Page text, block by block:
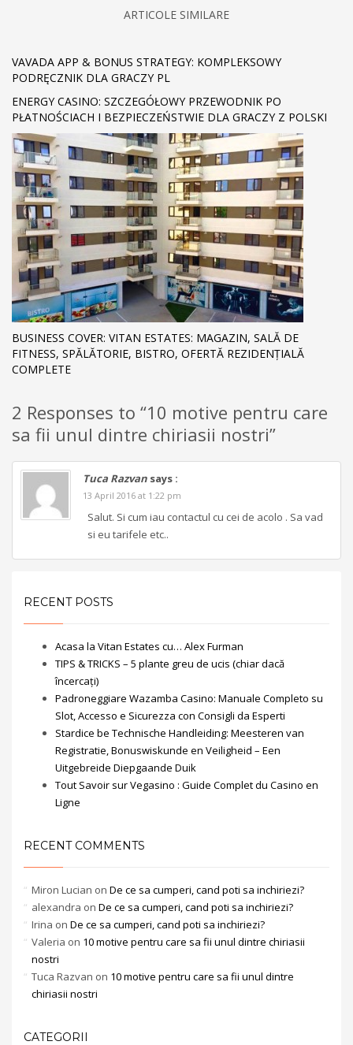
ARTICOLE SIMILARE
VAVADA APP & BONUS STRATEGY: KOMPLEKSOWY
PODRĘCZNIK DLA GRACZY PL
ENERGY CASINO: SZCZEGÓŁOWY PRZEWODNIK PO
PŁATNOŚCIACH I BEZPIECZEŃSTWIE DLA GRACZY Z POLSKI
BUSINESS COVER: VITAN ESTATES: MAGAZIN, SALĂ DE
FITNESS, SPĂLĂTORIE, BISTRO, OFERTĂ REZIDENȚIALĂ
COMPLETE
2 Responses to “10 motive pentru care
sa fii unul dintre chiriasii nostri”
Tuca Razvan says :
13 April 2016 at 1:22 pm
Salut. Si cum iau contactul cu cei de acolo . Sa vad
si eu tarifele etc..
RECENT POSTS
Acasa la Vitan Estates cu… Alex Furman
TIPS & TRICKS – 5 plante greu de ucis (chiar dacă
încercați)
Padroneggiare Wazamba Casino: Manuale Completo su
Slot, Accesso e Sicurezza con Consigli da Esperti
Stardice be Technische Handleiding: Meesteren van
Registratie, Bonuswiskunde en Veiligheid – Een
Uitgebreide Diepgaande Duik
Tout Savoir sur Vegasino : Guide Complet du Casino en
Ligne
RECENT COMMENTS
Miron Lucian on De ce sa cumperi, cand poti sa inchiriezi?
alexandra on De ce sa cumperi, cand poti sa inchiriezi?
Irina on De ce sa cumperi, cand poti sa inchiriezi?
Valeria on 10 motive pentru care sa fii unul dintre chiriasii
nostri
Tuca Razvan on 10 motive pentru care sa fii unul dintre
chiriasii nostri
CATEGORII